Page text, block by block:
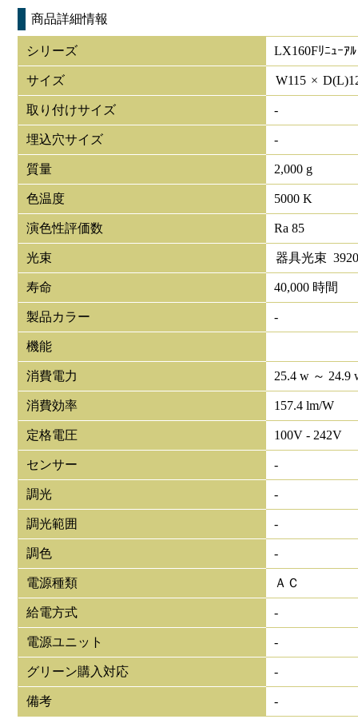
商品詳細情報
シリーズ LX160Fﾘﾆｭｰｱﾙ
サイズ W115 × D(L)
取り付けサイズ -
埋込穴サイズ -
質量 2,000 g
色温度 5000 K
演色性評価数 Ra 85
光束 器具光束
寿命 40,000 時間
製品カラー -
機能
消費電力 25.4 w ～ 24.9
消費効率 157.4 lm/W
定格電圧 100V - 242V
センサー -
調光 -
調光範囲 -
調色 -
電源種類 ＡＣ
給電方式 -
電源ユニット -
グリーン購入対応 -
備考 -